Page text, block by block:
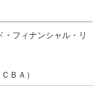
フィナンシャル・リ
ＢＡ）